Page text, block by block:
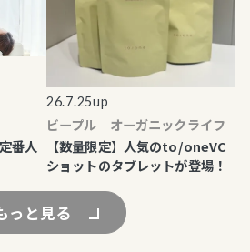
番人
26.7.25up
ビープル オーガニックライフ
【数量限定】人気のto/oneVC
ショットのタブレットが登場！
っと見る